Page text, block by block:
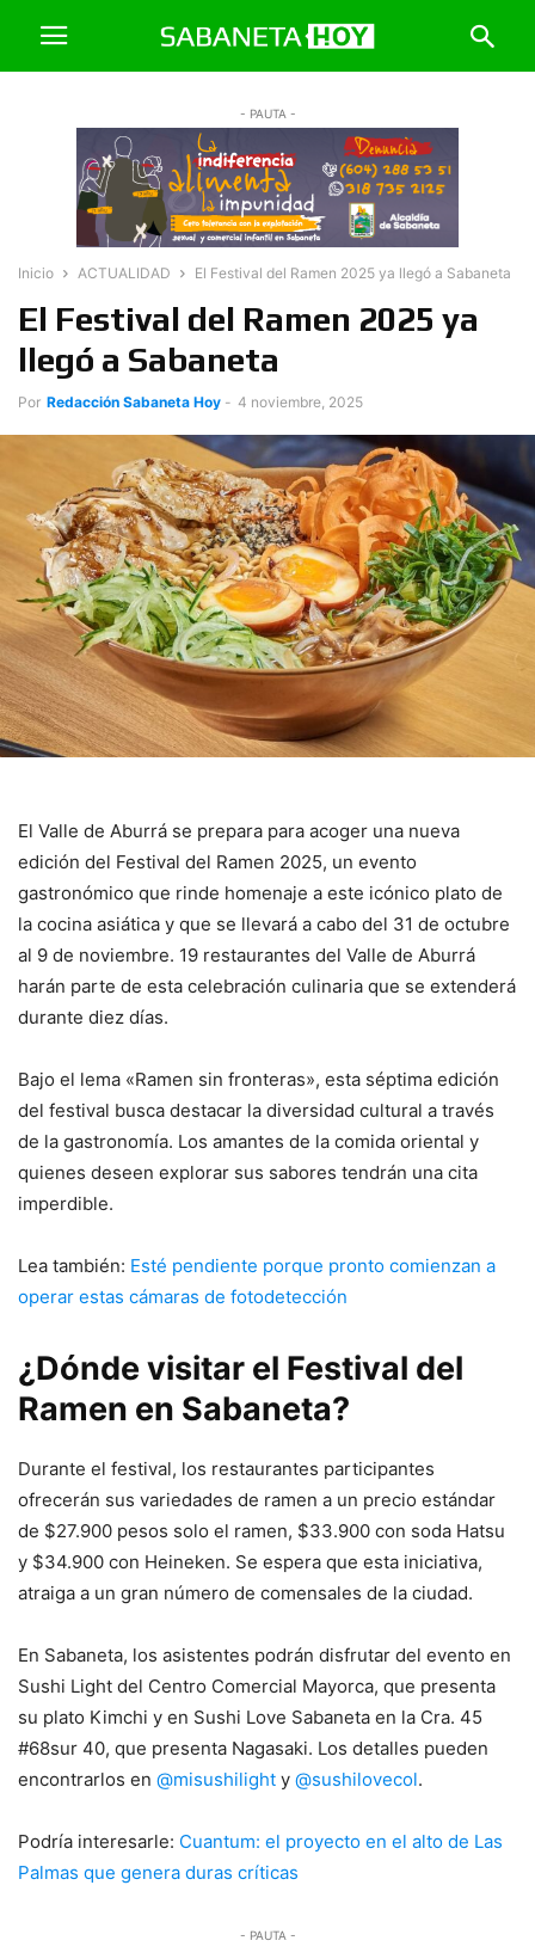
- PAUTA -
Inicio ACTUALIDAD El Festival del Ramen 2025 ya llegó a Sabaneta
El Festival del Ramen 2025 ya
llegó a Sabaneta
Por Redacción Sabaneta Hoy - 4 noviembre, 2025
El Valle de Aburrá se prepara para acoger una nueva
edición del Festival del Ramen 2025, un evento
gastronómico que rinde homenaje a este icónico plato de
la cocina asiática y que se llevará a cabo del 31 de octubre
al 9 de noviembre. 19 restaurantes del Valle de Aburrá
harán parte de esta celebración culinaria que se extenderá
durante diez días.
Bajo el lema «Ramen sin fronteras», esta séptima edición
del festival busca destacar la diversidad cultural a través
de la gastronomía. Los amantes de la comida oriental y
quienes deseen explorar sus sabores tendrán una cita
imperdible.
Lea también: Esté pendiente porque pronto comienzan a
operar estas cámaras de fotodetección
¿Dónde visitar el Festival del
Ramen en Sabaneta?
Durante el festival, los restaurantes participantes
ofrecerán sus variedades de ramen a un precio estándar
de $27.900 pesos solo el ramen, $33.900 con soda Hatsu
y $34.900 con Heineken. Se espera que esta iniciativa,
atraiga a un gran número de comensales de la ciudad.
En Sabaneta, los asistentes podrán disfrutar del evento en
Sushi Light del Centro Comercial Mayorca, que presenta
su plato Kimchi y en Sushi Love Sabaneta en la Cra. 45
#68sur 40, que presenta Nagasaki. Los detalles pueden
encontrarlos en @misushilight y @sushilovecol.
Podría interesarle: Cuantum: el proyecto en el alto de Las
Palmas que genera duras críticas
- PAUTA -